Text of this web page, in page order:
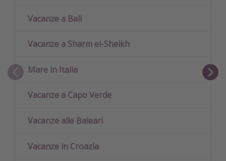
Vacanze a Bali
Vacanze a Sharm el-Sheikh
Mare in Italia
Vacanze a Capo Verde
Vacanze alle Baleari
Vacanze in Croazia